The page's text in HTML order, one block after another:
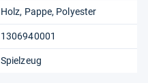
Holz, Pappe, Polyester
1306940001
Spielzeug